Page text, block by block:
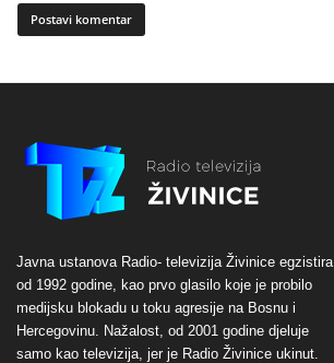
Javna ustanova Radio- televizija Živinice egzistira
od 1992 godine, kao prvo glasilo koje je probilo
medijsku blokadu u toku agresije na Bosnu i
Hercegovinu. Nažalost, od 2001 godine djeluje
samo kao televizija, jer je Radio Živinice ukinut.